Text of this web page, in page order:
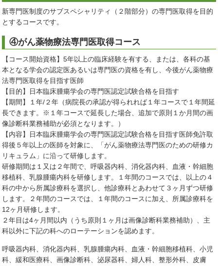
新専門医制度のサブスペシャリティ（２階部分）の専門医取得を目的
とするコースです。
④がん薬物療法専門医取得コース
【コース開始資格】5年以上の臨床経験を有する、または、各科の基
本となる学会の認定医あるいは専門医の資格を有し、今後がん薬物療
法専門医取得を目指す医師
【目的】日本臨床腫瘍学会の専門医認定試験合格を目指す
【期間】１年/２年（病院長の承認が得られれば１年コースで１年間延
長できます。※１年コースで延長した場合、追加で原則１か月間の画
像診断科業務補助が必須となります。）
【内容】日本臨床腫瘍学会の専門医認定試験合格を目指す医師免許取
得後５年以上の医師を対象に、「がん薬物療法専門医のための研修カ
リキュラム」に沿って研修します。
研修期間は１又は２年間で、呼吸器内科、消化器内科、血液・幹細胞
移植科、乳腺腫瘍内科を研修します。１年間のコースでは、以上の４
科の中から所属診療科を選択し、他診療科とあわせて３ヶ月ずつ研修
します。２年間のコースでは、１年間のコースに加え、所属診療科を
12ヶ月研修します。
２年目は4ヶ月間以内（うち原則１ヶ月は画像診断科業務補助）、主
科以外に下記の科へのローテーションを認めます。
呼吸器内科、消化器内科、乳腺腫瘍内科、血液・幹細胞移植科、小児
科、緩和医療科、画像診断科、泌尿器科、婦人科、整形外科、皮膚